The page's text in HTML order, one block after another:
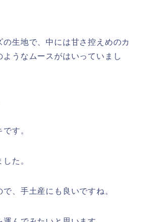
生地で、中には甘さ控えめのカ
ようなムースがはいっていまし
す。
た。
、手土産にも良いですね。